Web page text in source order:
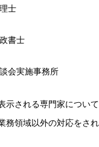
士
書士
会実施事務所
示される専門家について
務領域以外の対応をされ